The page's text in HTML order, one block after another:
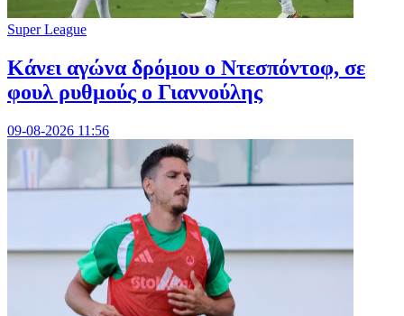
Super League
Kάνει αγώνα δρόμου ο Ντεσπόντοφ, σε
φουλ ρυθμούς ο Γιαννούλης
09-08-2026 11:56